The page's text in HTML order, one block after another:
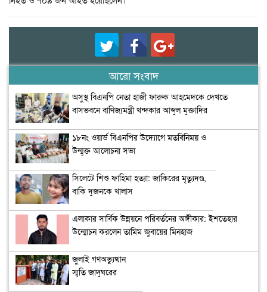
আরো সংবাদ
অসুস্থ বিএনপি নেতা হাজী ফারুক আহমেদকে দেখতে
বাসভবনে বাণিজ্যমন্ত্রী খন্দকার আব্দুল মুক্তাদির
১৮নং ওয়ার্ড বিএনপির উদ্যোগে মতবিনিময় ও
উন্মুক্ত আলোচনা সভা
সিলেটে শিশু ফাহিমা হত্যা: জাকিরের মৃত্যুদণ্ড,
বাকি দুজনকে খালাস
এলাকার সার্বিক উন্নয়নে পরিবর্তনের অঙ্গীকার: ইশতেহার
উন্মোচন করলেন তামিম জুবায়ের মিনহাজ
জুলাই গণঅভ্যুত্থান
স্মৃতি জাদুঘরের